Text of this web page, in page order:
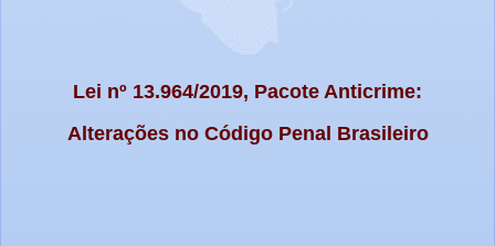
Lei nº 13.964/2019, Pacote Anticrime:
Alterações no Código Penal Brasileiro